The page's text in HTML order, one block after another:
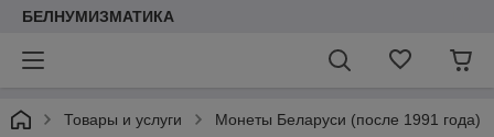
БЕЛНУМИЗМАТИКА
Товары и услуги Монеты Беларуси (после 1991 года)